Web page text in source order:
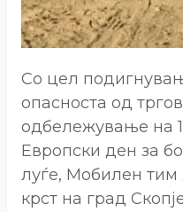
Со цел
опасноста од
одбележување на
Европски ден за
луѓе, Мобилен
крст на град